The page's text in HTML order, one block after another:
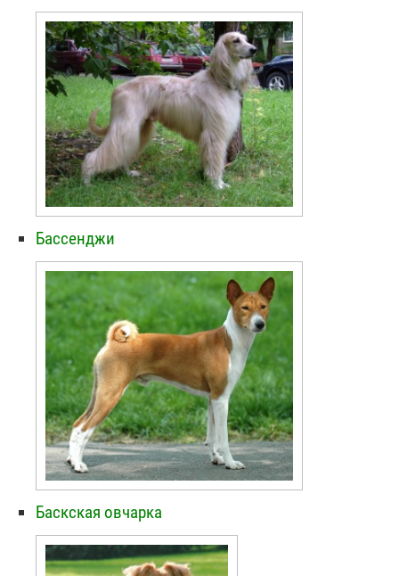
Бассенджи
Баскская овчарка